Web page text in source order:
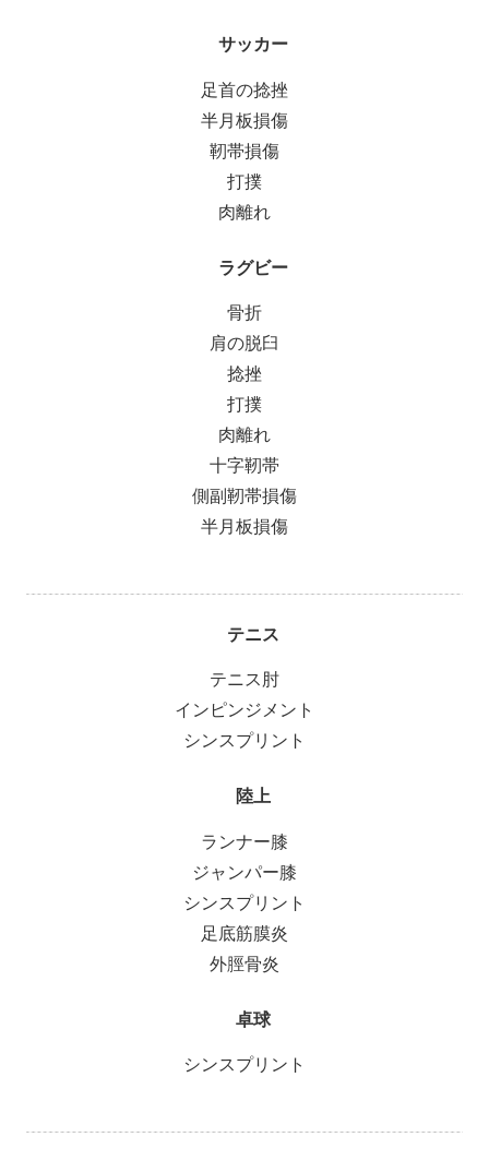
サッカー
足首の捻挫
半月板損傷
靭帯損傷
打撲
肉離れ
ラグビー
骨折
肩の脱臼
捻挫
打撲
肉離れ
十字靭帯
側副靭帯損傷
半月板損傷
テニス
テニス肘
インピンジメント
シンスプリント
陸上
ランナー膝
ジャンパー膝
シンスプリント
足底筋膜炎
外脛骨炎
卓球
シンスプリント